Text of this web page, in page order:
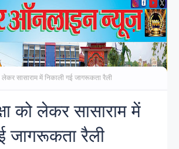
सासाराम में निकाली गई जागरूकता रैली
को लेकर सासाराम में
जागरूकता रैली